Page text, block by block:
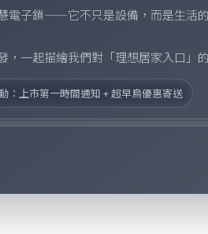
電子鎖——它不只是設備，而是生活
一起描繪我們對「理想居家入口」
：上市第一時間通知 + 超早鳥優惠寄送